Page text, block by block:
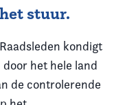
stuur.
kondigt
het hele land
de controlerende